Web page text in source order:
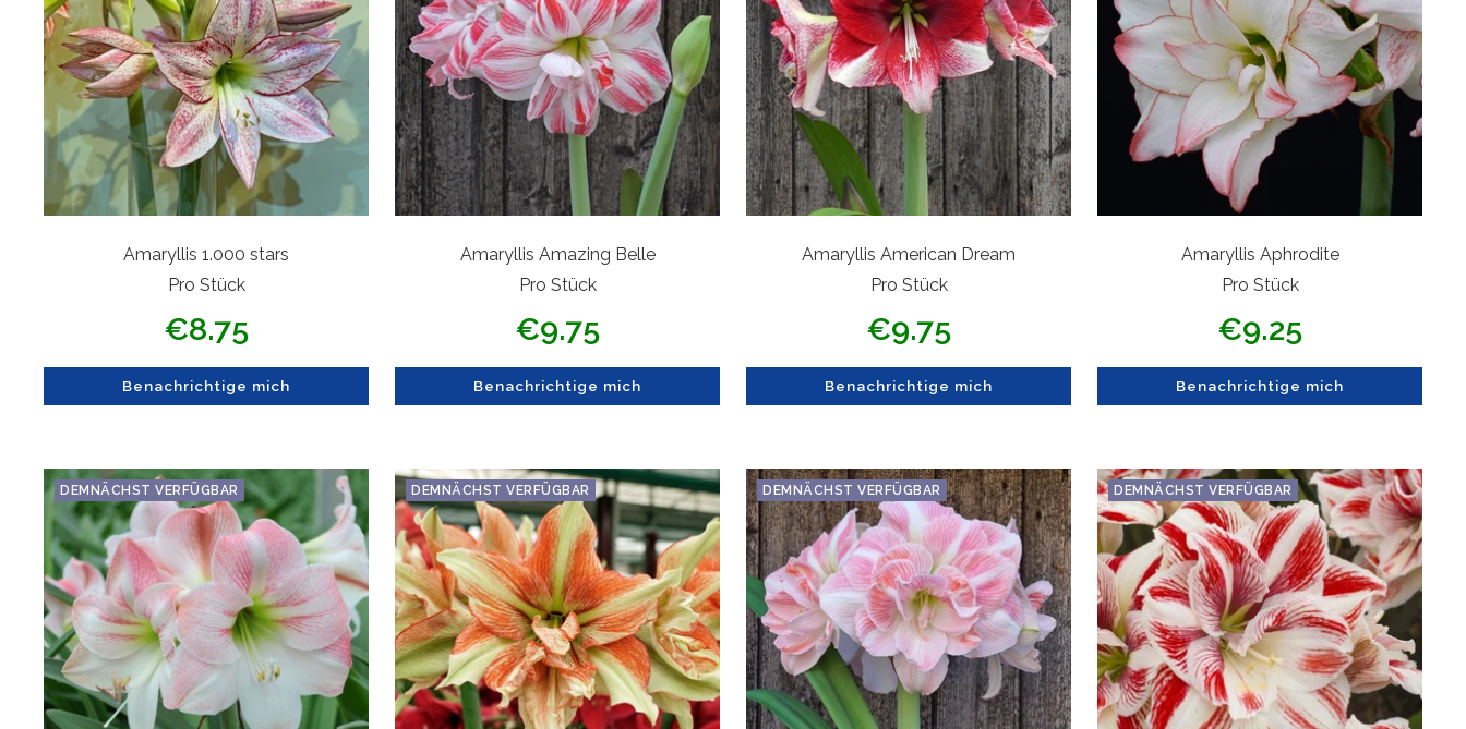
Amaryllis 1.000 stars
Pro Stück
Angebotspreis
€8.75
Benachrichtige mich
Amaryllis Amazing Belle
Pro Stück
Angebotspreis
€9.75
Benachrichtige mich
Amaryllis American Dream
Pro Stück
Angebotspreis
€9.75
Benachrichtige mich
Amaryllis Aphrodite
Pro Stück
Angebotspreis
€9.25
Benachrichtige mich
DEMNÄCHST VERFÜGBAR DEMNÄCHST VERFÜGBAR DEMNÄCHST VERFÜGBAR DEMNÄCHST VERFÜGBAR